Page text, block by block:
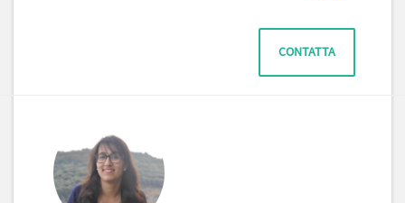
CONTATTA